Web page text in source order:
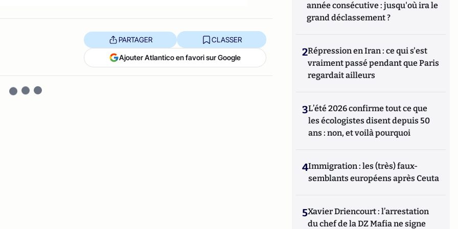
PARTAGER CLASSER
Ajouter Atlantico en favori sur Google
année consécutive : jusqu'où ira le
grand déclassement ?
2Répression en Iran : ce qui s'est
vraiment passé pendant que Paris
regardait ailleurs
3L’été 2026 confirme tout ce que
les écologistes disent depuis 50
ans : non, et voilà pourquoi
4Immigration : les (très) faux-
semblants européens après Ceuta
5Xavier Driencourt : l’arrestation
du chef de la DZ Mafia ne signe